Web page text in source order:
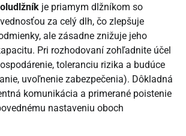
je priamym dlžníkom so
za celý dlh, čo zlepšuje
ale zásadne znižuje jeho
Pri rozhodovaní zohľadnite účel
toleranciu rizika a budúce
uvoľnenie zabezpečenia). Dôkladná
komunikácia a primerané poistenie
nastaveniu oboch